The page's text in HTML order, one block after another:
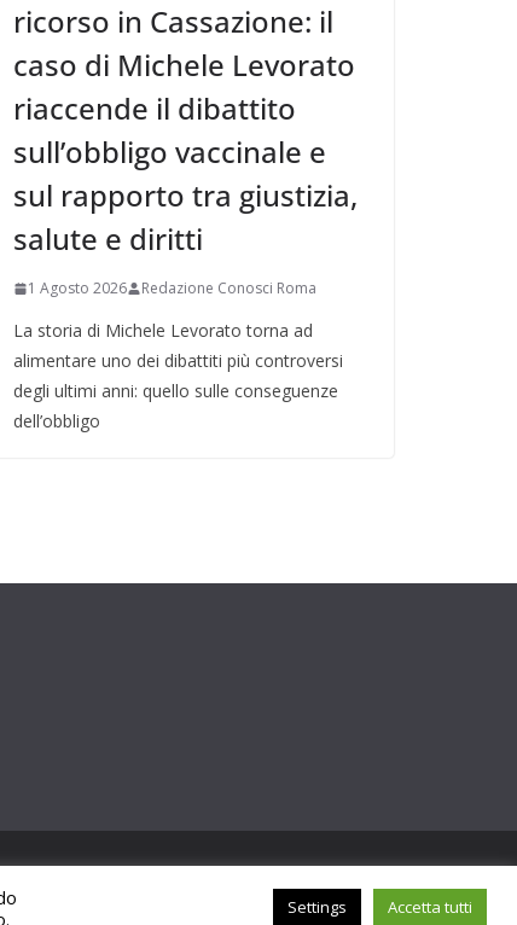
ricorso in Cassazione: il
caso di Michele Levorato
riaccende il dibattito
sull’obbligo vaccinale e
sul rapporto tra giustizia,
salute e diritti
1 Agosto 2026 Redazione Conosci Roma
La storia di Michele Levorato torna ad
alimentare uno dei dibattiti più controversi
degli ultimi anni: quello sulle conseguenze
dell’obbligo
Settings Accetta tutti